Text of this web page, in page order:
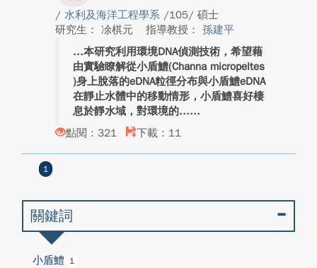
/ 水利及海洋工程學系 /105/ 碩士
研究生： 凃棋元
指導教授： 孫建平
本研究利用環境DNA偵測技術，希望藉
由實驗瞭解從小盾鱧(Channa micropeltes
)身上脫落的eDNA粒徑分布與小盾鱧eDNA
在靜止水體中的移動情形，小盾鱧喜好棲
息於靜水域，對環境的...
點閱：321
下載：11
1
關鍵詞
小盾鱧 1